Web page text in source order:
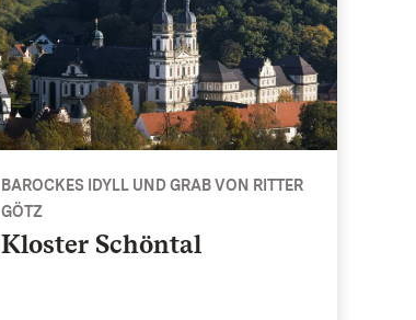
Kloster Schöntal
BAROCKES IDYLL UND GRAB VON RITTER
GÖTZ